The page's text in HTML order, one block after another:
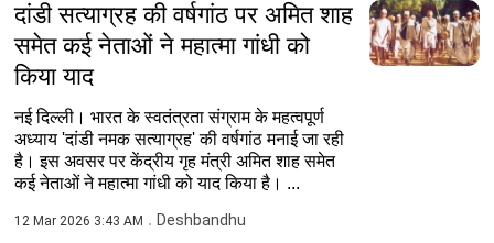
दांडी सत्याग्रह की वर्षगांठ पर अमित शाह
समेत कई नेताओं ने महात्मा गांधी को
किया याद
नई दिल्ली। भारत के स्वतंत्रता संग्राम के महत्वपूर्ण
अध्याय 'दांडी नमक सत्याग्रह' की वर्षगांठ मनाई जा रही
है। इस अवसर पर केंद्रीय गृह मंत्री अमित शाह समेत
कई नेताओं ने महात्मा गांधी को याद किया है। ...
12 Mar 2026 3:43 AM Deshbandhu